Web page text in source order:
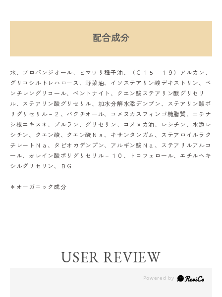
配合成分
水、プロパンジオール、ヒマワリ種子油、（Ｃ１５－１９）アルカン、
グリコシルトレハロース、野菜油、イソステアリン酸デキストリン、ペ
ンチレングリコール、ベントナイト、クエン酸ステアリン酸グリセリ
ル、ステアリン酸グリセリル、加水分解水添デンプン、ステアリン酸ポ
リグリセリル－２、バクチオール、コメヌカスフィンゴ糖脂質、エチナ
シ根エキス＊、プルラン、グリセリン、コメヌカ油、レシチン、水添レ
シチン、クエン酸、クエン酸Ｎａ、キサンタンガム、ステアロイルラク
チレートＮａ、タピオカデンプン、アルギン酸Ｎａ、ステアリルアルコ
ール、オレイン酸ポリグリセリル－１０、トコフェロール、エチルヘキ
シルグリセリン、ＢＧ
＊オーガニック成分
USER REVIEW